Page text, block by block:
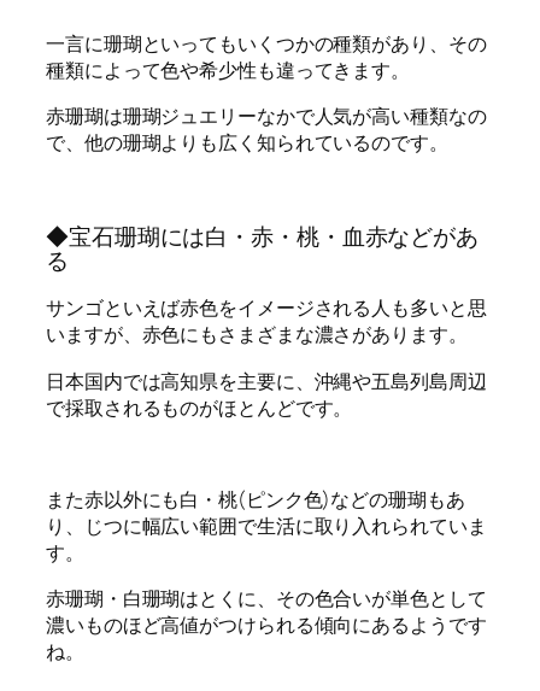
一言に珊瑚といってもいくつかの種類があり、その
種類によって色や希少性も違ってきます。
赤珊瑚は珊瑚ジュエリーなかで人気が高い種類なの
で、他の珊瑚よりも広く知られているのです。
◆宝石珊瑚には白・赤・桃・血赤などがあ
る
サンゴといえば赤色をイメージされる人も多いと思
いますが、赤色にもさまざまな濃さがあります。
日本国内では高知県を主要に、沖縄や五島列島周辺
で採取されるものがほとんどです。
また赤以外にも白・桃(ピンク色)などの珊瑚もあ
り、じつに幅広い範囲で生活に取り入れられていま
す。
赤珊瑚・白珊瑚はとくに、その色合いが単色として
濃いものほど高値がつけられる傾向にあるようです
ね。